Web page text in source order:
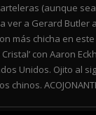
(aunque
ver a Gerard Butler
más chicha en este
Cristal’ con Aaron
Unidos. Ojito al
chinos.